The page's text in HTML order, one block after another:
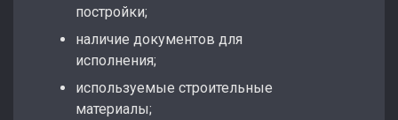
постройки;
наличие документов для
исполнения;
используемые строительные
материалы;